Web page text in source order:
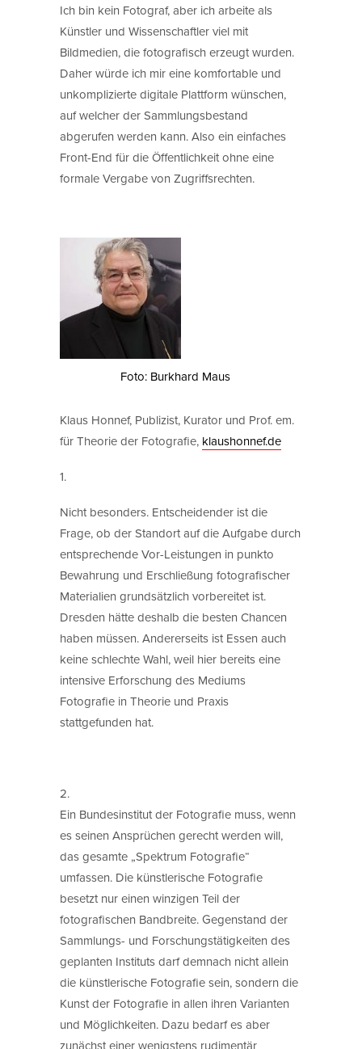
Ich bin kein Fotograf, aber ich arbeite als
Künstler und Wissenschaftler viel mit
Bildmedien, die fotografisch erzeugt wurden.
Daher würde ich mir eine komfortable und
unkomplizierte digitale Plattform wünschen,
auf welcher der Sammlungsbestand
abgerufen werden kann. Also ein einfaches
Front-End für die Öffentlichkeit ohne eine
formale Vergabe von Zugriffsrechten.
Foto: Burkhard Maus
Klaus Honnef, Publizist, Kurator und Prof. em.
für Theorie der Fotografie, klaushonnef.de
1.
Nicht besonders. Entscheidender ist die
Frage, ob der Standort auf die Aufgabe durch
entsprechende Vor-Leistungen in punkto
Bewahrung und Erschließung fotografischer
Materialien grundsätzlich vorbereitet ist.
Dresden hätte deshalb die besten Chancen
haben müssen. Andererseits ist Essen auch
keine schlechte Wahl, weil hier bereits eine
intensive Erforschung des Mediums
Fotografie in Theorie und Praxis
stattgefunden hat.
2.
Ein Bundesinstitut der Fotografie muss, wenn
es seinen Ansprüchen gerecht werden will,
das gesamte „Spektrum Fotografie“
umfassen. Die künstlerische Fotografie
besetzt nur einen winzigen Teil der
fotografischen Bandbreite. Gegenstand der
Sammlungs- und Forschungstätigkeiten des
geplanten Instituts darf demnach nicht allein
die künstlerische Fotografie sein, sondern die
Kunst der Fotografie in allen ihren Varianten
und Möglichkeiten. Dazu bedarf es aber
zunächst einer wenigstens rudimentär